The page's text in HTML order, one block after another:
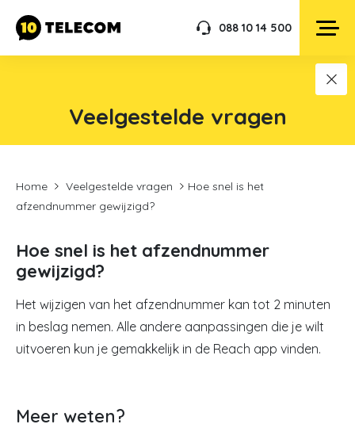
088 10 14 500
Veelgestelde vragen
Home Veelgestelde vragen
Hoe snel is het
afzendnummer gewijzigd?
Hoe snel is het afzendnummer
gewijzigd?
Het wijzigen van het afzendnummer kan tot 2 minuten
in beslag nemen. Alle andere aanpassingen die je wilt
uitvoeren kun je gemakkelijk in de Reach app vinden.
Meer weten?